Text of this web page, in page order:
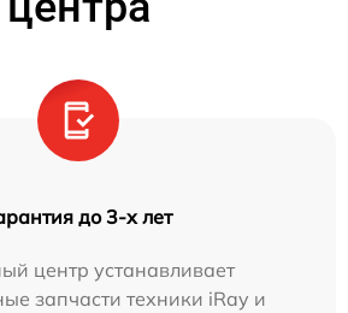
до 3-х лет
центр устанавливает
запчасти техники iRay и